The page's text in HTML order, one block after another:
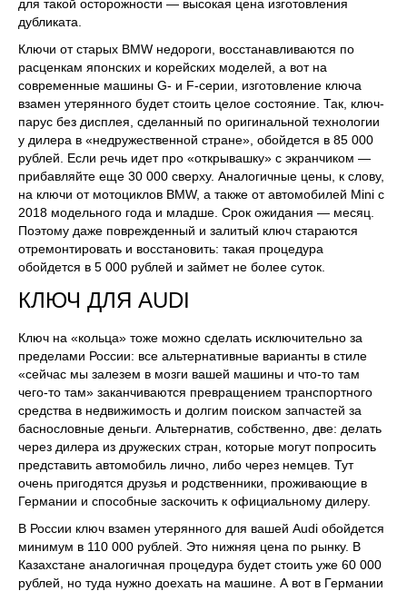
для такой осторожности — высокая цена изготовления
дубликата.
Ключи от старых BMW недороги, восстанавливаются по
расценкам японских и корейских моделей, а вот на
современные машины G- и F-серии, изготовление ключа
взамен утерянного будет стоить целое состояние. Так, ключ-
парус без дисплея, сделанный по оригинальной технологии
у дилера в «недружественной стране», обойдется в 85 000
рублей. Если речь идет про «открывашку» с экранчиком —
прибавляйте еще 30 000 сверху. Аналогичные цены, к слову,
на ключи от мотоциклов BMW, а также от автомобилей Mini c
2018 модельного года и младше. Срок ожидания — месяц.
Поэтому даже поврежденный и залитый ключ стараются
отремонтировать и восстановить: такая процедура
обойдется в 5 000 рублей и займет не более суток.
КЛЮЧ ДЛЯ AUDI
Ключ на «кольца» тоже можно сделать исключительно за
пределами России: все альтернативные варианты в стиле
«сейчас мы залезем в мозги вашей машины и что-то там
чего-то там» заканчиваются превращением транспортного
средства в недвижимость и долгим поиском запчастей за
баснословные деньги. Альтернатив, собственно, две: делать
через дилера из дружеских стран, которые могут попросить
представить автомобиль лично, либо через немцев. Тут
очень пригодятся друзья и родственники, проживающие в
Германии и способные заскочить к официальному дилеру.
В России ключ взамен утерянного для вашей Audi обойдется
минимум в 110 000 рублей. Это нижняя цена по рынку. В
Казахстане аналогичная процедура будет стоить уже 60 000
рублей, но туда нужно доехать на машине. А вот в Германии